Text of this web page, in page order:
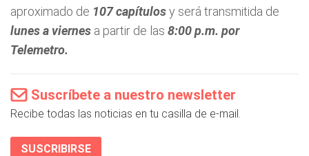
aproximado de 107 capítulosy será transmitida de
lunes a viernes a partir de las 8:00 p.m. por
Telemetro.
Suscríbete a nuestro newsletter
Recibe todas las noticias en tu casilla de e-mail.
SUSCRIBIRSE